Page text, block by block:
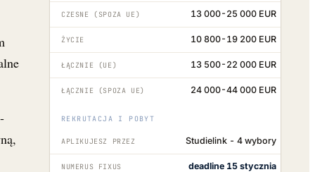
CZESNE (SPOZA UE) 13 000-25 000 EUR
ŻYCIE 10 800-19 200 EUR
ŁĄCZNIE (UE) 13 500-22 000 EUR
ŁĄCZNIE (SPOZA UE) 24 000-44 000 EUR
REKRUTACJA I POBYT
APLIKUJESZ PRZEZ Studielink - 4 wybory
NUMERUS FIXUS deadline 15 stycznia